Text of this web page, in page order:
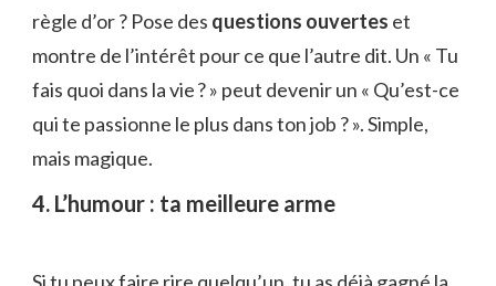
règle d’or ? Pose des questions ouvertes et
montre de l’intérêt pour ce que l’autre dit. Un « Tu
fais quoi dans la vie ? » peut devenir un « Qu’est-ce
qui te passionne le plus dans ton job ? ». Simple,
mais magique.
4. L’humour : ta meilleure arme